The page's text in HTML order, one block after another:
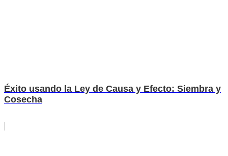
Éxito usando la Ley de Causa y Efecto: Siembra y
Cosecha